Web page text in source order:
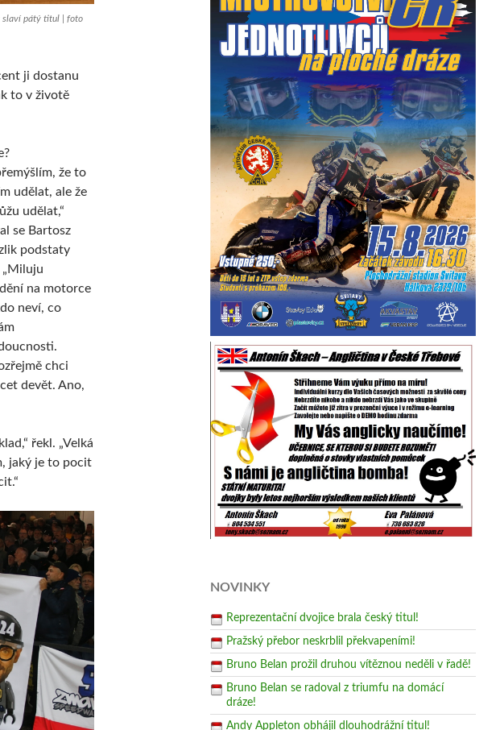
slaví pátý titul | foto
ji dostanu
to v životě
že to
udělat, ale že
udělat,“
se Bartosz
podstaty
„Miluju
na motorce
neví, co
chci
devět. Ano,
řekl. „Velká
jaký je to pocit
NOVINKY
Reprezentační dvojice brala český titul!
Pražský přebor neskrblil překvapeními!
Bruno Belan prožil druhou vítěznou neděli v řadě!
Bruno Belan se radoval z triumfu na domácí
dráze!
Andy Appleton obhájil dlouhodrážní titul!